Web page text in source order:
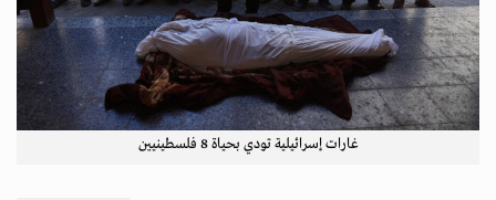
غارات إسرائيلية تودي بحياة 8 فلسطينيين